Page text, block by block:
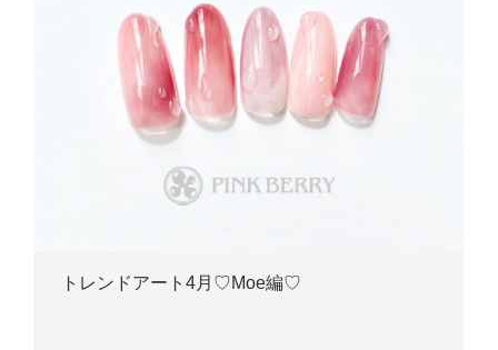
トレンドアート4月♡Moe編♡